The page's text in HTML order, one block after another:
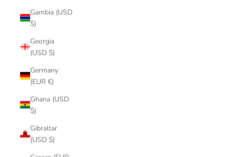
Gambia (USD
$)
Georgia
(USD $)
Germany
(EUR €)
Ghana (USD
$)
Gibraltar
(USD $)